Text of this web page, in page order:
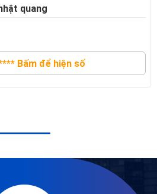
quang
Bấm để hiện số